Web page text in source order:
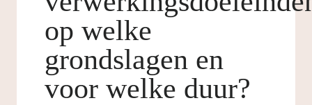
op welke
grondslagen en
voor welke duur?